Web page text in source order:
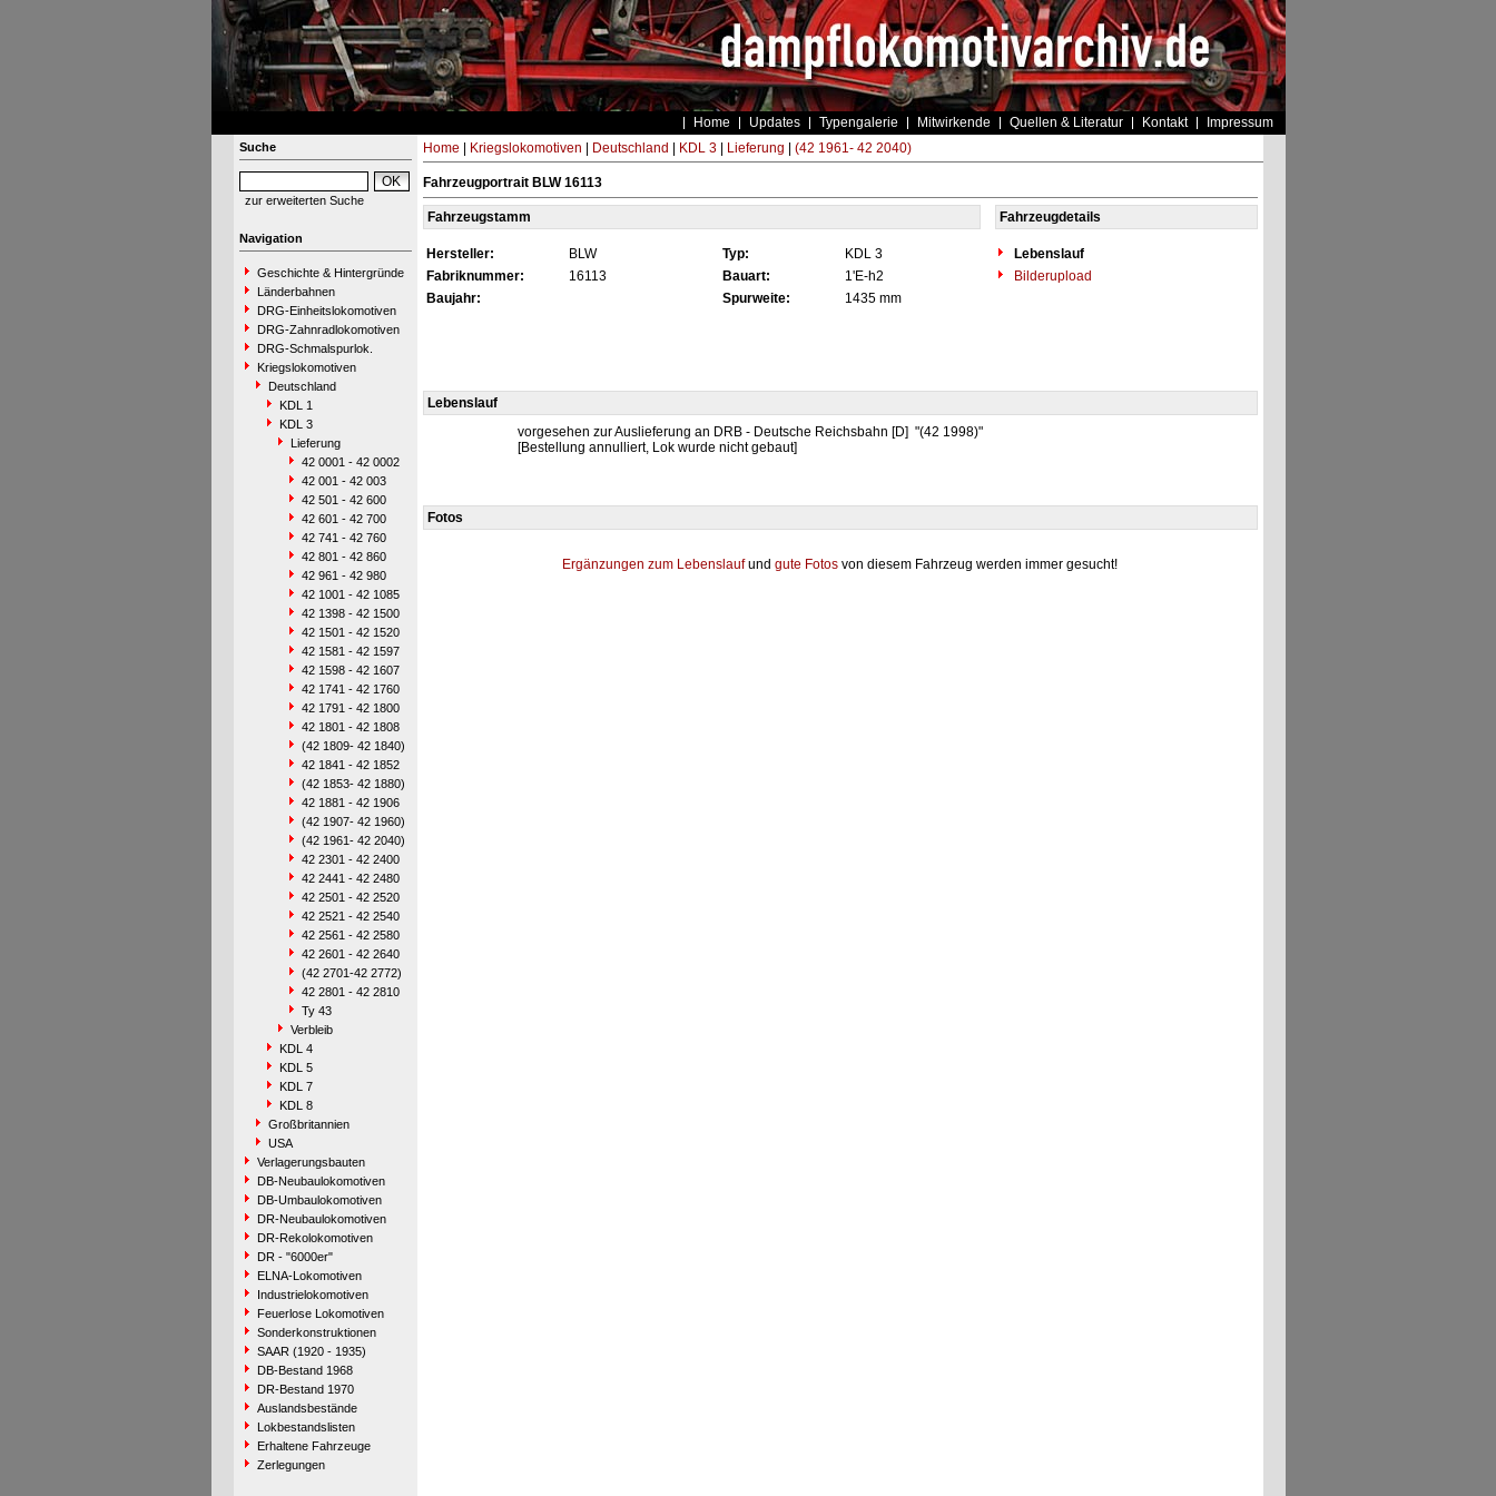
Home Updates Typengalerie Mitwirkende Quellen & Literatur Kontakt Impressum
Suche
zur erweiterten Suche
Navigation
Geschichte & Hintergründe
Länderbahnen
DRG-Einheitslokomotiven
DRG-Zahnradlokomotiven
DRG-Schmalspurlok.
Kriegslokomotiven
Deutschland
KDL 1
KDL 3
Lieferung
42 0001 - 42 0002
42 001 - 42 003
42 501 - 42 600
42 601 - 42 700
42 741 - 42 760
42 801 - 42 860
42 961 - 42 980
42 1001 - 42 1085
42 1398 - 42 1500
42 1501 - 42 1520
42 1581 - 42 1597
42 1598 - 42 1607
42 1741 - 42 1760
42 1791 - 42 1800
42 1801 - 42 1808
(42 1809- 42 1840)
42 1841 - 42 1852
(42 1853- 42 1880)
42 1881 - 42 1906
(42 1907- 42 1960)
(42 1961- 42 2040)
42 2301 - 42 2400
42 2441 - 42 2480
42 2501 - 42 2520
42 2521 - 42 2540
42 2561 - 42 2580
42 2601 - 42 2640
(42 2701-42 2772)
42 2801 - 42 2810
Ty 43
Verbleib
KDL 4
KDL 5
KDL 7
KDL 8
Großbritannien
USA
Verlagerungsbauten
DB-Neubaulokomotiven
DB-Umbaulokomotiven
DR-Neubaulokomotiven
DR-Rekolokomotiven
DR - "6000er"
ELNA-Lokomotiven
Industrielokomotiven
Feuerlose Lokomotiven
Sonderkonstruktionen
SAAR (1920 - 1935)
DB-Bestand 1968
DR-Bestand 1970
Auslandsbestände
Lokbestandslisten
Erhaltene Fahrzeuge
Zerlegungen
Home Kriegslokomotiven Deutschland KDL 3| Lieferung (42 1961- 42 2040)
Fahrzeugportrait BLW 16113
Fahrzeugstamm Fahrzeugdetails
Hersteller: BLW Typ: KDL 3
Lebenslauf
Fabriknummer:
16113 Bauart: 1'E-h2
Bilderupload
Baujahr:
Spurweite: 1435 mm
Lebenslauf
vorgesehen zur Auslieferung an DRB - Deutsche Reichsbahn [D] "(42 1998)"
[Bestellung annulliert, Lok wurde nicht gebaut]
Fotos
Ergänzungen zum Lebenslaufund gute Fotos von diesem Fahrzeug werden immer gesucht!